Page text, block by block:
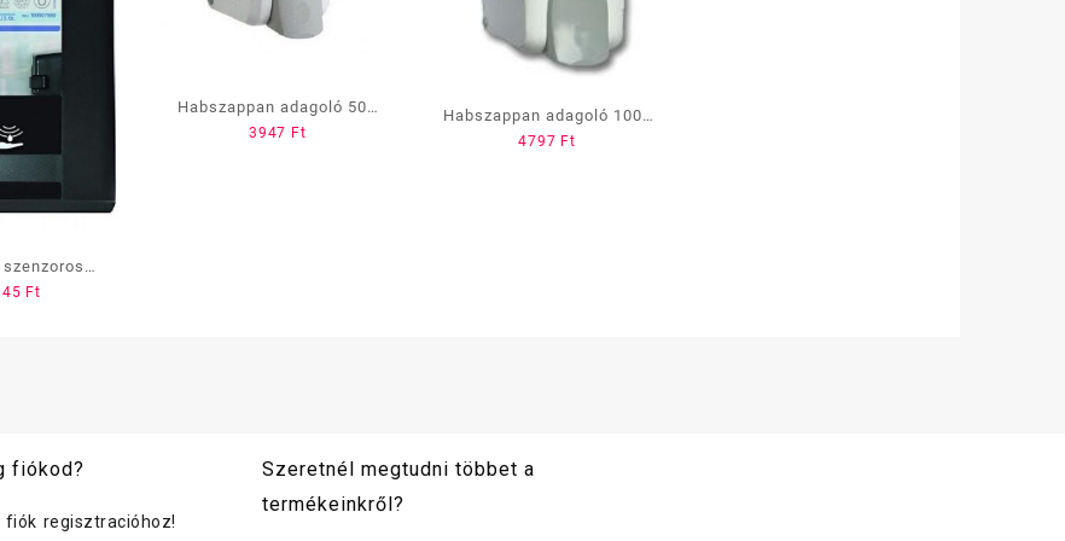
Ft
Habszappan adagoló 500
3947 Ft
Habszappan adagoló 1000
4797 Ft
fiókod?
fiók regisztracióhoz!
Szeretnél megtudni többet a
termékeinkről?